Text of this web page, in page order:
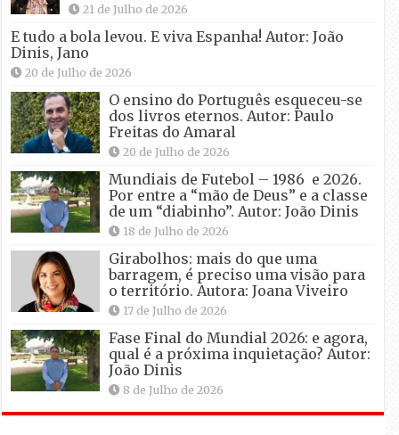
21 de Julho de 2026
E tudo a bola levou. E viva Espanha! Autor: João
Dinis, Jano
20 de Julho de 2026
O ensino do Português esqueceu-se
dos livros eternos. Autor: Paulo
Freitas do Amaral
20 de Julho de 2026
Mundiais de Futebol – 1986 e 2026.
Por entre a “mão de Deus” e a classe
de um “diabinho”. Autor: João Dinis
18 de Julho de 2026
Girabolhos: mais do que uma
barragem, é preciso uma visão para
o território. Autora: Joana Viveiro
17 de Julho de 2026
Fase Final do Mundial 2026: e agora,
qual é a próxima inquietação? Autor:
João Dinis
8 de Julho de 2026